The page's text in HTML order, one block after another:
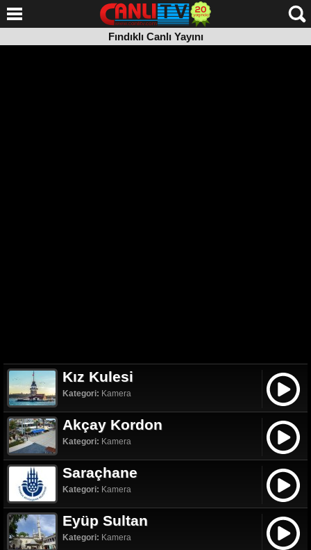
Fındıklı Canlı Yayını
Kız Kulesi
Kategori: Kamera
Akçay Kordon
Kategori: Kamera
Saraçhane
Kategori: Kamera
Eyüp Sultan
Kategori: Kamera